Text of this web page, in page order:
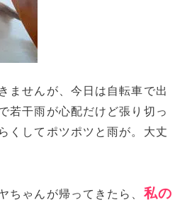
ませんが、今日は自転車で出
若干雨が心配だけど張り切っ
くしてポツポツと雨が。大丈
ちゃんが帰ってきたら、 私の